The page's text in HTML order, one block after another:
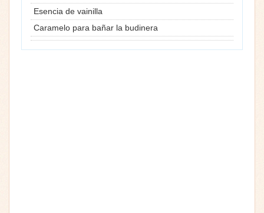
Esencia de vainilla
Caramelo para bañar la budinera